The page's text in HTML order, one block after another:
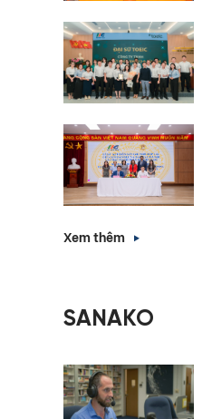
Xem thêm
SANAKO